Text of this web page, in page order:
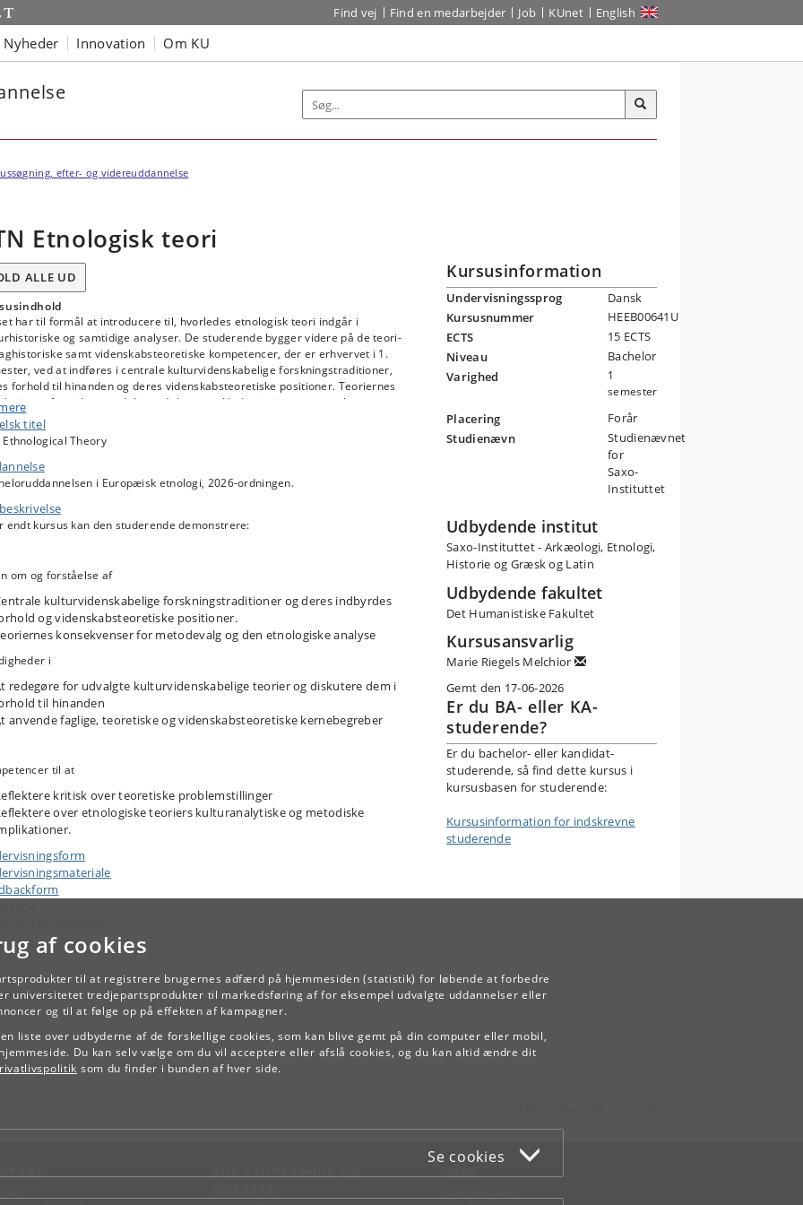
af cookies
til at registrere brugernes adfærd på hjemmesiden (statistik) for løbende at forbedre
universitetet tredjepartsprodukter til markedsføring af for eksempel udvalgte uddannelser eller
og til at følge op på effekten af kampagner.
liste over udbyderne af de forskellige cookies, som kan blive gemt på din computer eller mobil,
Du kan selv vælge om du vil acceptere eller afslå cookies, og du kan altid ændre dit
som du finder i bunden af hver side.
Se cookies
Find vej Find en medarbejder Job KUnet English
Nyheder Innovation Om KU
efter- og videreuddannelse
Etnologisk teori
ALLE UD
har til formål at introducere til, hvorledes etnologisk teori indgår i
og samtidige analyser. De studerende bygger videre på de teori-
samt videnskabsteoretiske kompetencer, der er erhvervet i 1.
ved at indføres i centrale kulturvidenskabelige forskningstraditioner,
forhold til hinanden og deres videnskabsteoretiske positioner. Teoriernes
for vidensproduktion diskuteres. Undervisningen er struktureret
spørgsmål såsom kulturel forandring, materialitet, relationer mellem
og objekt, struktur og aktør, magt og viden samt det mere-end-
titel
Ethnological Theory
i Europæisk etnologi, 2026-ordningen.
endt kursus kan den studerende demonstrere:
om og forståelse af
kulturvidenskabelige forskningstraditioner og deres indbyrdes
og videnskabsteoretiske positioner.
konsekvenser for metodevalg og den etnologiske analyse
i
redegøre for udvalgte kulturvidenskabelige teorier og diskutere dem i
til hinanden
anvende faglige, teoretiske og videnskabsteoretiske kernebegreber
til at
kritisk over teoretiske problemstillinger
over etnologiske teoriers kulturanalytiske og metodiske
Kursusinformation
Undervisningssprog
Dansk
Kursusnummer
HEEB00641U
ECTS
15 ECTS
Niveau
Bachelor
Varighed
1
semester
Placering
Forår
Studienævn
Studienævnet
for
Saxo-
Instituttet
Udbydende institut
Saxo-Instituttet - Arkæologi, Etnologi,
Historie og Græsk og Latin
Udbydende fakultet
Det Humanistiske Fakultet
Kursusansvarlig
Marie Riegels Melchior
Gemt den 17-06-2026
Er du BA- eller KA-
studerende?
Er du bachelor- eller kandidat-
studerende, så find dette kursus i
kursusbasen for studerende:
Kursusinformation for indskrevne
studerende
TILBAGE
FOR STUDERENDE OG
WEB